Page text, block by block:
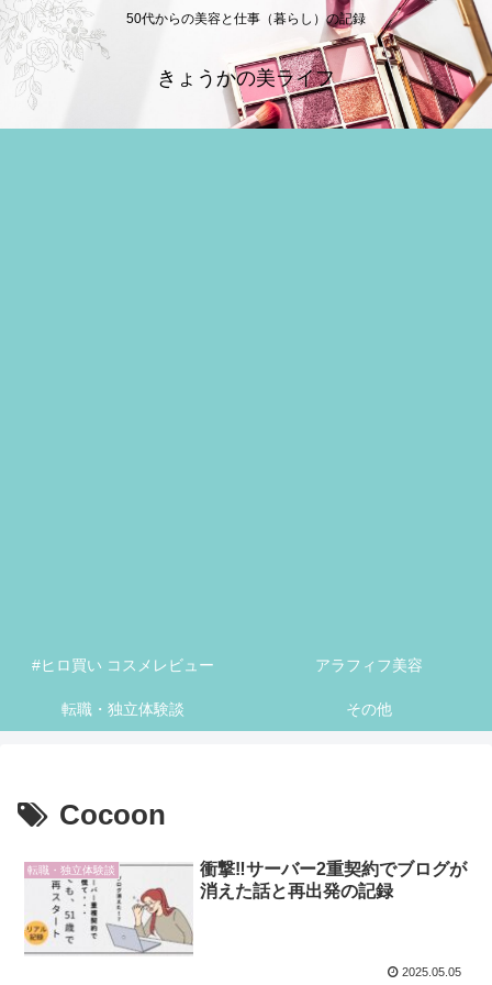
50代からの美容と仕事（暮らし）の記録
きょうかの美ライフ
#ヒロ買い コスメレビュー アラフィフ美容
転職・独立体験談 その他
Cocoon
転職・独立体験談
衝撃‼サーバー2重契約でブログが
消えた話と再出発の記録
2025.05.05